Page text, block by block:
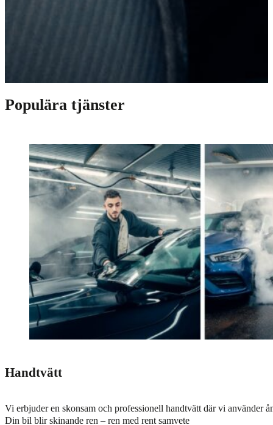
Populära tjänster
Handtvätt
Vi erbjuder en skonsam och professionell handtvätt där vi använder
Din bil blir skinande ren – ren med rent samvete